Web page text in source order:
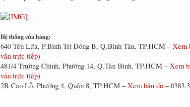
Hệ thống cửa hàng:
640 Tên Lửa, P.Bình Trị Đông B, Q.Bình Tân, TP.HCM –Xem
vấn trực tiếp)
481/4 Trường Chinh, Phường 14, Q.Tân Bình, TP.HCM –Xem
vấn trực tiếp)
2B Cao Lỗ, Phường 4, Quận 8, TP.HCM –Xem bản đồ –